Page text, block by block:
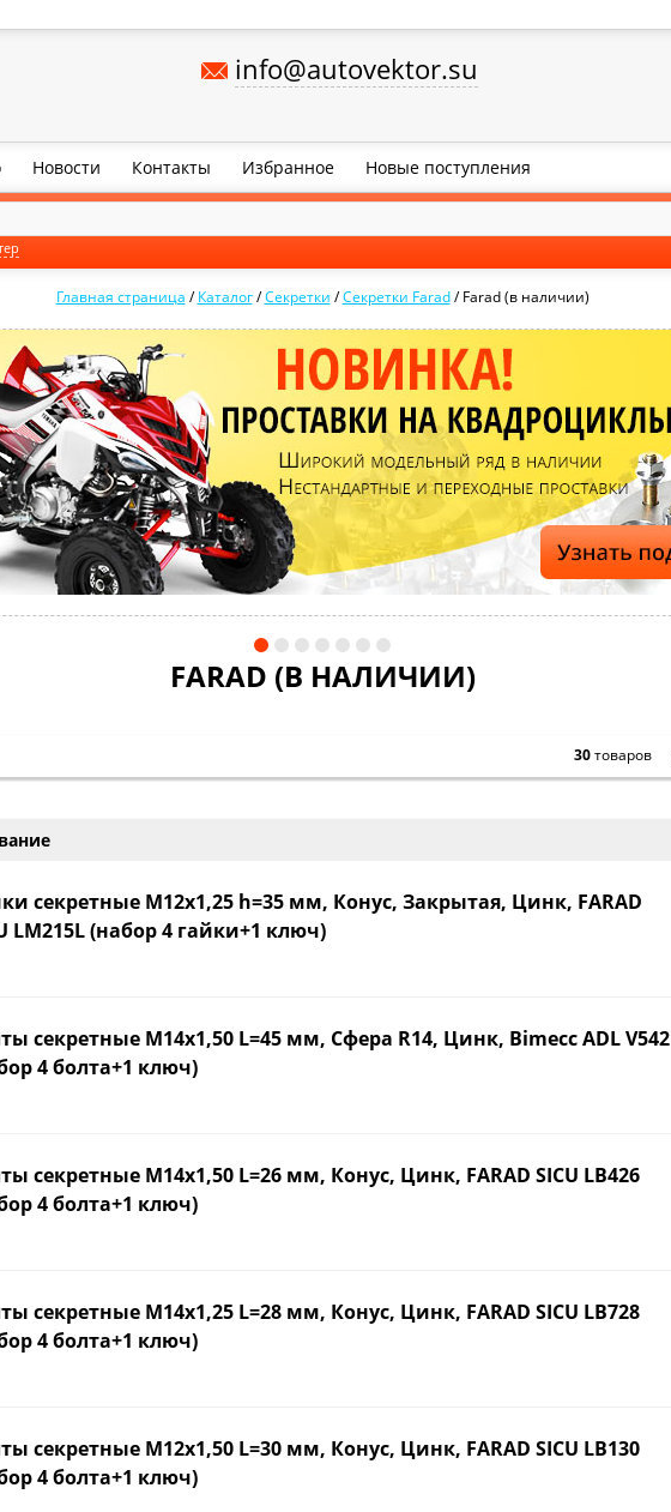
info@autovektor.su
Новости Контакты Избранное Новые поступления
Главная страница /Каталог /Секретки /Секретки Farad /Farad (в наличии)
FARAD (В НАЛИЧИИ)
30товаров
секретные М12х1,25 h=35 мм, Конус, Закрытая, Цинк, FARAD
LM215L (набор 4 гайки+1 ключ)
секретные М14х1,50 L=45 мм, Сфера R14, Цинк, Bimecc ADL V542
4 болта+1 ключ)
секретные М14х1,50 L=26 мм, Конус, Цинк, FARAD SICU LB426
4 болта+1 ключ)
секретные М14х1,25 L=28 мм, Конус, Цинк, FARAD SICU LB728
4 болта+1 ключ)
секретные М12х1,50 L=30 мм, Конус, Цинк, FARAD SICU LB130
4 болта+1 ключ)